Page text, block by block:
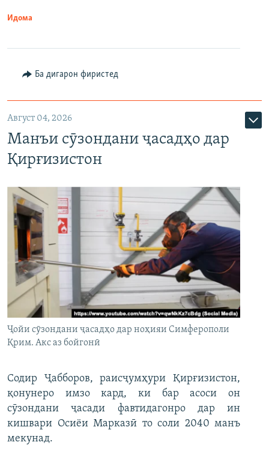
Идома
Ба дигарон фиристед
Август 04, 2026
Манъи сӯзондани ҷасадҳо дар
Қирғизистон
Ҷойи сӯзондани ҷасадҳо дар ноҳияи Симферополи
Қрим. Акс аз бойгонӣ
Содир Ҷабборов, раисҷумҳури Қирғизистон,
қонунеро имзо кард, ки бар асоси он
сӯзондани ҷасади фавтидагонро дар ин
кишвари Осиёи Марказӣ то соли 2040 манъ
мекунад.